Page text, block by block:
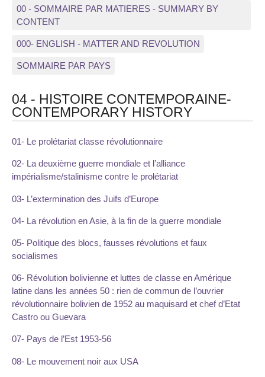
00 - SOMMAIRE PAR MATIERES - SUMMARY BY
CONTENT
000- ENGLISH - MATTER AND REVOLUTION
SOMMAIRE PAR PAYS
04 - HISTOIRE CONTEMPORAINE-
CONTEMPORARY HISTORY
01- Le prolétariat classe révolutionnaire
02- La deuxième guerre mondiale et l’alliance
impérialisme/stalinisme contre le prolétariat
03- L’extermination des Juifs d’Europe
04- La révolution en Asie, à la fin de la guerre mondiale
05- Politique des blocs, fausses révolutions et faux
socialismes
06- Révolution bolivienne et luttes de classe en Amérique
latine dans les années 50 : rien de commun de l’ouvrier
révolutionnaire bolivien de 1952 au maquisard et chef d’Etat
Castro ou Guevara
07- Pays de l’Est 1953-56
08- Le mouvement noir aux USA